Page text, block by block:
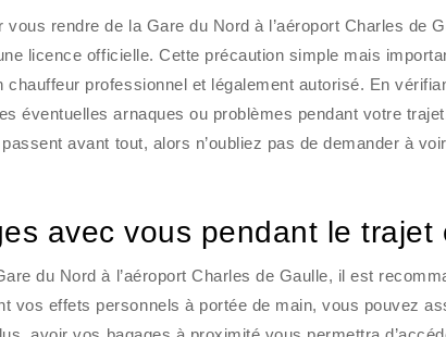
rendre de la Gare du Nord à l’aéroport Charles de
licence officielle. Cette précaution simple mais
professionnel et légalement autorisé. En
éventuelles arnaques ou problèmes pendant votre
avant tout, alors n’oubliez pas de demander à
avec vous pendant le trajet
du Nord à l’aéroport Charles de Gaulle, il est
vos effets personnels à portée de main, vous pouvez